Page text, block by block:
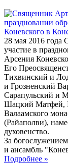
28 мая 2016
участие в
Арсения
Его
Тихвинский и
и Грозненский
Сарапульский и
Шацкий Матфей,
Валаамского
(Райаполви),
духовенство.
За
и ансамбль
Подробнее »